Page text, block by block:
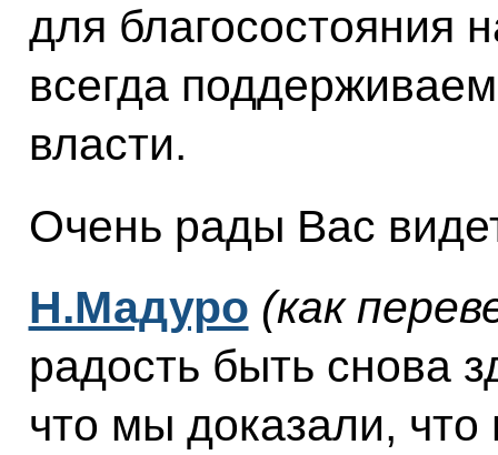
для благосостояния
всегда
власти.
Очень рады Вас
Н.Мадуро (как
радость быть снова
что мы доказали,